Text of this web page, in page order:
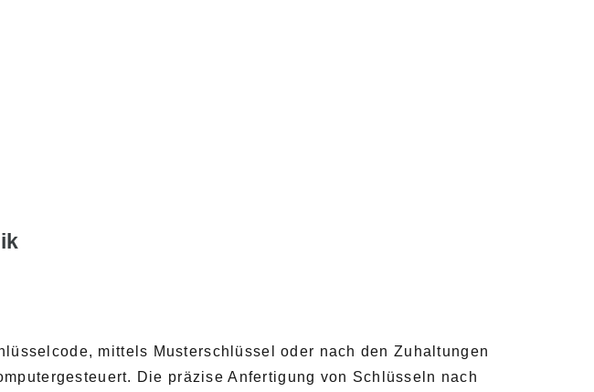
mittels Musterschlüssel oder nach den Zuhaltungen
Die präzise Anfertigung von Schlüsseln nach